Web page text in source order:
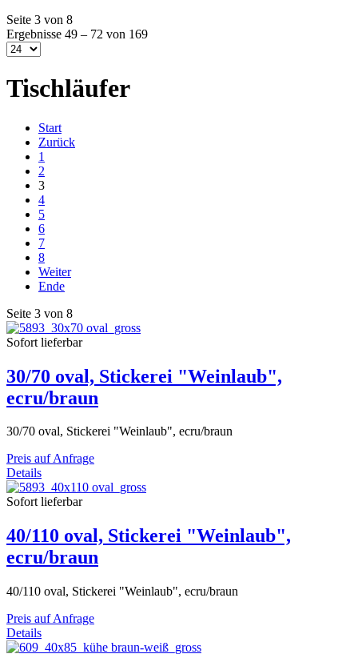
Seite 3 von 8
Ergebnisse 49 – 72 von 169
Tischläufer
Start
Zurück
1
2
3
4
5
6
7
8
Weiter
Ende
Seite 3 von 8
Sofort lieferbar
30/70 oval, Stickerei "Weinlaub",
ecru/braun
30/70 oval, Stickerei "Weinlaub", ecru/braun
Preis auf Anfrage
Details
Sofort lieferbar
40/110 oval, Stickerei "Weinlaub",
ecru/braun
40/110 oval, Stickerei "Weinlaub", ecru/braun
Preis auf Anfrage
Details